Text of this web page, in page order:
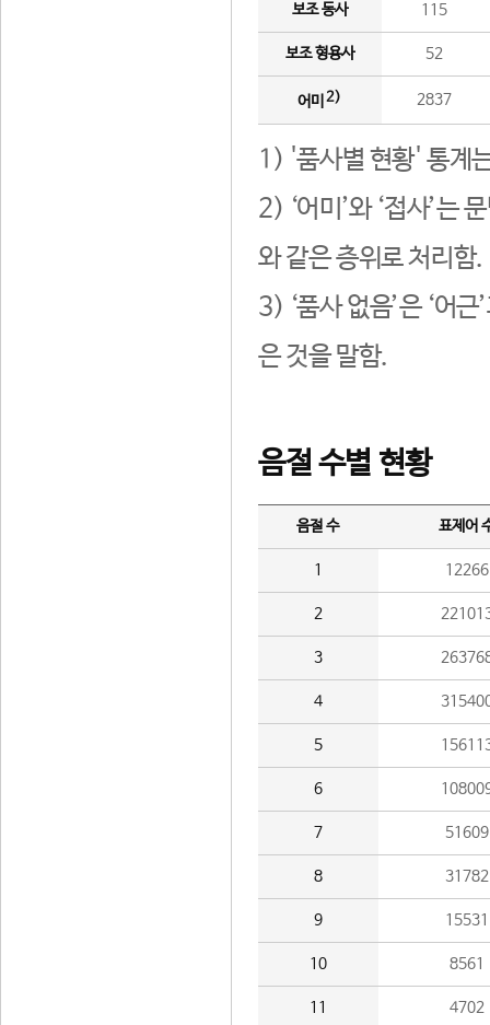
보조 동사 115
보조 형용사 52
어미 2) 2837
1) '품사별 현황' 통계
2) ‘어미’와 ‘접사’는
와 같은 층위로 처리함.
3) ‘품사 없음’은 ‘어
은 것을 말함.
음절 수별 현황
음절 수 표제어
1 12266
2
3
4
5
6
7 51609
8 31782
9 15531
10 8561
11 4702